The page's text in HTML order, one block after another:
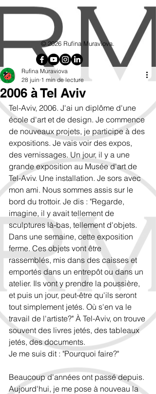
© 2026 Rufina Muraviova.
2006 à Tel Aviv
Rufina Muraviova
28 juin 1 min de lecture
Tel-Aviv, 2006. J'ai un diplôme d'une
école d'art et de design. Je commence
de nouveaux projets, je participe à des
expositions. Je vais voir des expos,
des vernissages. Un jour, il y a une
grande exposition au Musée d'art de
Tel-Aviv. Une installation. Je sors avec
mon ami. Nous sommes assis sur le
bord du trottoir. Je dis : "Regarde,
imagine, il y avait tellement de
sculptures là-bas, tellement d'objets.
Dans une semaine, cette exposition
ferme. Ces objets vont être
rassemblés, mis dans des caisses et
emportés dans un entrepôt ou dans un
atelier. Ils vont y prendre la poussière,
et puis un jour, peut-être qu'ils seront
tout simplement jetés. Où s'en va le
travail de l'artiste?" À Tel-Aviv, on trouve
souvent des livres jetés, des tableaux
jetés, des documents.
Je me suis dit : "Pourquoi faire?"
Beaucoup d'années ont passé depuis.
Aujourd'hui, je me pose à nouveau la